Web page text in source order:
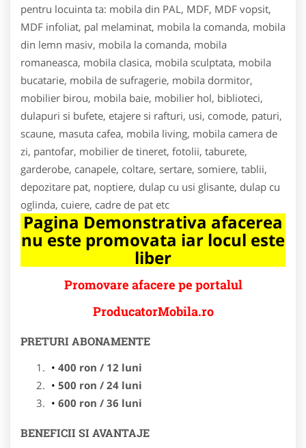
pentru locuinta ta: mobila din PAL, MDF, MDF vopsit,
MDF infoliat, pal melaminat, mobila la comanda, mobila
din lemn masiv, mobila la comanda, mobila
romaneasca, mobila clasica, mobila sculptata, mobila
bucatarie, mobila de sufragerie, mobila dormitor,
mobilier birou, mobila baie, mobilier hol, biblioteci,
dulapuri si bufete, etajere si rafturi, usi, comode, paturi,
scaune, masuta cafea, mobila living, mobila camera de
zi, pantofar, mobilier de tineret, fotolii, taburete,
garderobe, canapele, coltare, sertare, somiere, tablii,
depozitare pat, noptiere, dulap cu usi glisante, dulap cu
oglinda, cuiere, cadre de pat etc
Pagina Demonstrativa afacerea
nu este promovata iar locul este
liber
Promovare afacere pe portalul
ProducatorMobila.ro
PRETURI ABONAMENTE
400 ron / 12 luni
500 ron / 24 luni
600 ron / 36 luni
BENEFICII SI AVANTAJE